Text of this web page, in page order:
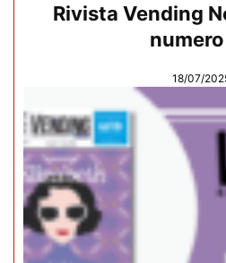
Rivista Vending
18/07/